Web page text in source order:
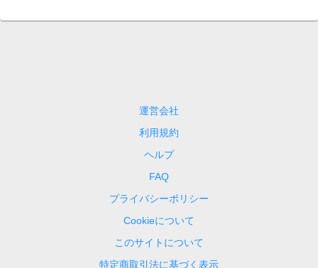
運営会社
利用規約
ヘルプ
FAQ
プライバシーポリシー
Cookieについて
このサイトについて
特定商取引法に基づく表示